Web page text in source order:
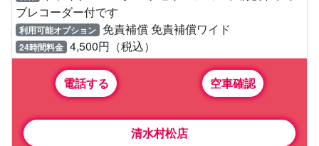
ブレコーダー付です
利用可能オプション 免責補償 免責補償ワイド
24時間料金 4,500円（税込）
電話する 空車確認
清水村松店